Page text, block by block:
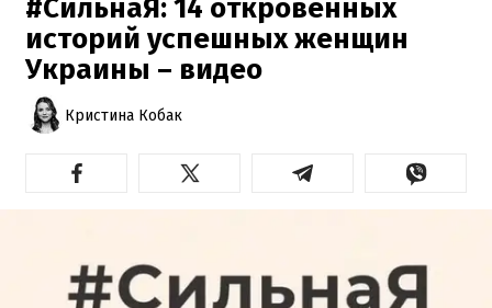
#СильнаЯ: 14 откровенных
историй успешных женщин
Украины – видео
Кристина Кобак